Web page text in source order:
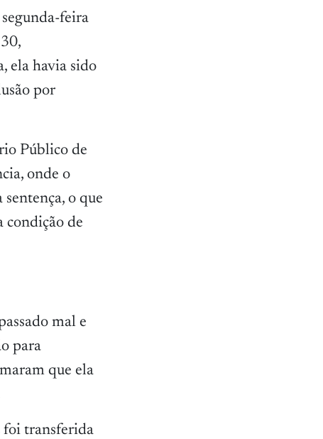
feira
ela havia sido
por
Público de
onde o
o que
condição de
mal e
para
que ela
foi transferida